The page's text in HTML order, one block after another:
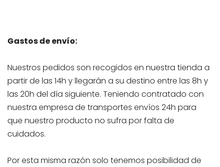
Gastos de envío:
Nuestros pedidos son recogidos en nuestra tienda a
partir de las 14h y llegarán a su destino entre las 8h y
las 20h del día siguiente. Teniendo contratado con
nuestra empresa de transportes envíos 24h para
que nuestro producto no sufra por falta de
cuidados.
Por esta misma razón solo tenemos posibilidad de